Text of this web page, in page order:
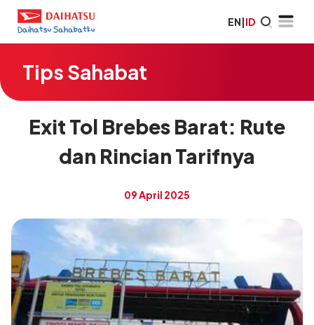
EN|ID
Tips Sahabat
Exit Tol Brebes Barat: Rute
dan Rincian Tarifnya
09 April 2025